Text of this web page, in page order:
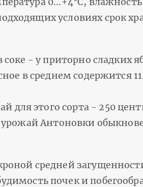
условиях срок
- у приторно сладких
в среднем содержится
этого сорта - 250
урожай Антоновки
средней
почек и